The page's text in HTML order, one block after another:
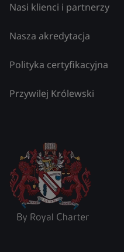
Nasi klienci i partnerzy
Nasza akredytacja
Polityka certyfikacyjna
Przywilej Królewski